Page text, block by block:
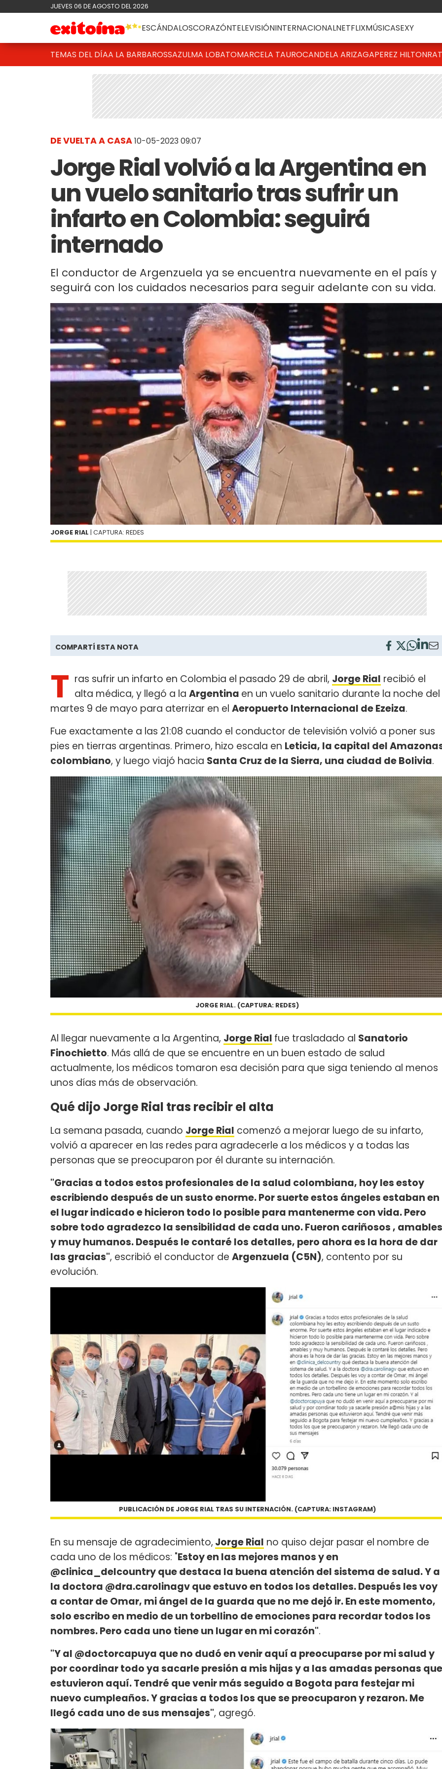
JUEVES 06 DE AGOSTO DEL 2026
ESCÁNDALOSCORAZÓNTELEVISIÓNINTERNACIONALNETFLIXMÚSICASEXY
TEMAS DEL DÍAA LA BARBAROSSAZULMA LOBATOMARCELA TAUROCANDELA ARIZAGAPEREZ HILTON
DE VUELTA A CASA10-05-2023 09:07
Jorge Rial volvió a la Argentina en
un vuelo sanitario tras sufrir un
infarto en Colombia: seguirá
internado
El conductor de Argenzuela ya se encuentra nuevamente en el país y
seguirá con los cuidados necesarios para seguir adelante con su vida.
JORGE RIAL | CAPTURA: REDES
COMPARTÍ ESTA NOTA
T ras sufrir un infarto en Colombia el pasado 29 de abril, Jorge Rial recibió el
alta médica, y llegó a la Argentina en un vuelo sanitario durante la noche del
martes 9 de mayo para aterrizar en el Aeropuerto Internacional de Ezeiza.
Fue exactamente a las 21:08 cuando el conductor de televisión volvió a poner sus
pies en tierras argentinas. Primero, hizo escala en Leticia, la capital del
colombiano, y luego viajó hacia Santa Cruz de la Sierra, una ciudad de Bolivia.
JORGE RIAL. (CAPTURA: REDES)
Al llegar nuevamente a la Argentina, Jorge Rial fue trasladado al Sanatorio
Finochietto. Más allá de que se encuentre en un buen estado de salud
actualmente, los médicos tomaron esa decisión para que siga teniendo al menos
unos días más de observación.
Qué dijo Jorge Rial tras recibir el alta
La semana pasada, cuando Jorge Rial comenzó a mejorar luego de su infarto,
volvió a aparecer en las redes para agradecerle a los médicos y a todas las
personas que se preocuparon por él durante su internación.
"Gracias a todos estos profesionales de la salud colombiana, hoy les estoy
escribiendo después de un susto enorme. Por suerte estos ángeles estaban en
el lugar indicado e hicieron todo lo posible para mantenerme con vida. Pero
sobre todo agradezco la sensibilidad de cada uno. Fueron cariñosos , amables
y muy humanos. Después le contaré los detalles, pero ahora es la hora de dar
las gracias", escribió el conductor de Argenzuela (C5N), contento por su
evolución.
PUBLICACIÓN DE JORGE RIAL TRAS SU INTERNACIÓN. (CAPTURA: INSTAGRAM)
En su mensaje de agradecimiento, Jorge Rial no quiso dejar pasar el nombre de
cada uno de los médicos: "Estoy en las mejores manos y en
@clinica_delcountry que destaca la buena atención del sistema de salud. Y a
la doctora @dra.carolinagv que estuvo en todos los detalles. Después les voy
a contar de Omar, mi ángel de la guarda que no me dejó ir. En este momento,
solo escribo en medio de un torbellino de emociones para recordar todos los
nombres. Pero cada uno tiene un lugar en mi corazón".
"Y al @doctorcapuya que no dudó en venir aquí a preocuparse por mi salud y
por coordinar todo ya sacarle presión a mis hijas y a las amadas personas que
estuvieron aquí. Tendré que venir más seguido a Bogota para festejar mi
nuevo cumpleaños. Y gracias a todos los que se preocuparon y rezaron. Me
llegó cada uno de sus mensajes", agregó.